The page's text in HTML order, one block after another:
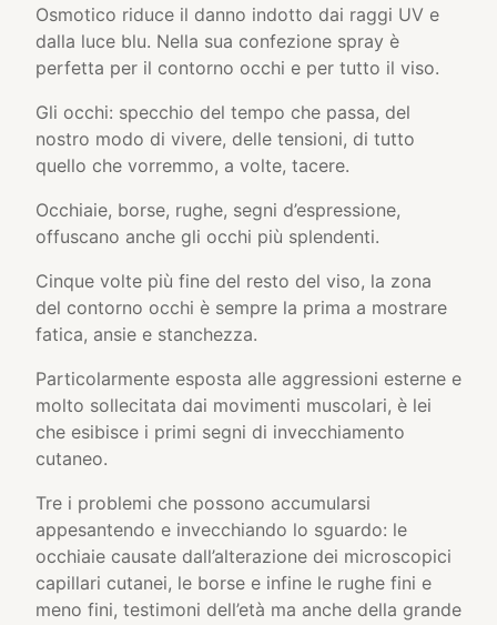
Osmotico riduce il danno indotto dai raggi UV e
dalla luce blu. Nella sua confezione spray è
perfetta per il contorno occhi e per tutto il viso.
Gli occhi: specchio del tempo che passa, del
nostro modo di vivere, delle tensioni, di tutto
quello che vorremmo, a volte, tacere.
Occhiaie, borse, rughe, segni d’espressione,
offuscano anche gli occhi più splendenti.
Cinque volte più fine del resto del viso, la zona
del contorno occhi è sempre la prima a mostrare
fatica, ansie e stanchezza.
Particolarmente esposta alle aggressioni esterne e
molto sollecitata dai movimenti muscolari, è lei
che esibisce i primi segni di invecchiamento
cutaneo.
Tre i problemi che possono accumularsi
appesantendo e invecchiando lo sguardo: le
occhiaie causate dall’alterazione dei microscopici
capillari cutanei, le borse e infine le rughe fini e
meno fini, testimoni dell’età ma anche della grande